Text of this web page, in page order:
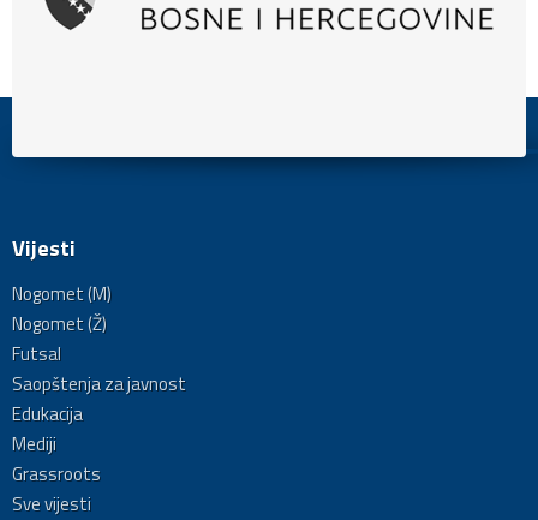
Vijesti
Nogomet (M)
Nogomet (Ž)
Futsal
Saopštenja za javnost
Edukacija
Mediji
Grassroots
Sve vijesti